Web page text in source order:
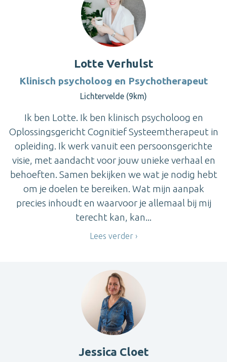
Lotte Verhulst
Klinisch psycholoog en Psychotherapeut
Lichtervelde (9km)
Ik ben Lotte. Ik ben klinisch psycholoog en
Oplossingsgericht Cognitief Systeemtherapeut in
opleiding. Ik werk vanuit een persoonsgerichte
visie, met aandacht voor jouw unieke verhaal en
behoeften. Samen bekijken we wat je nodig hebt
om je doelen te bereiken. Wat mijn aanpak
precies inhoudt en waarvoor je allemaal bij mij
terecht kan, kan...
Lees verder
Jessica Cloet